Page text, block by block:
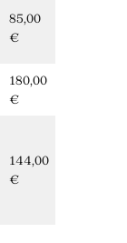
85,00
€
180,00
€
144,00
€